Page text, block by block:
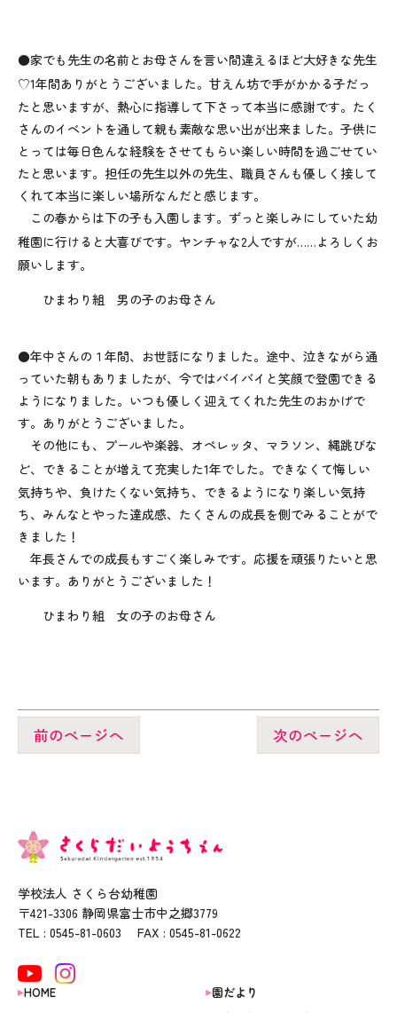
●家でも先生の名前とお母さんを言い間違えるほど大好きな先生
♡1年間ありがとうございました。甘えん坊で手がかかる子だっ
たと思いますが、熱心に指導して下さって本当に感謝です。たく
さんのイベントを通して親も素敵な思い出が出来ました。子供に
とっては毎日色んな経験をさせてもらい楽しい時間を過ごせてい
たと思います。担任の先生以外の先生、職員さんも優しく接して
くれて本当に楽しい場所なんだと感じます。
この春からは下の子も入園します。ずっと楽しみにしていた幼
稚園に行けると大喜びです。ヤンチャな2人ですが……よろしくお
願いします。
ひまわり組 男の子のお母さん
●年中さんの１年間、お世話になりました。途中、泣きながら通
っていた朝もありましたが、今ではバイバイと笑顔で登園できる
ようになりました。いつも優しく迎えてくれた先生のおかげで
す。ありがとうございました。
その他にも、プールや楽器、オペレッタ、マラソン、縄跳びな
ど、できることが増えて充実した1年でした。できなくて悔しい
気持ちや、負けたくない気持ち、できるようになり楽しい気持
ち、みんなとやった達成感、たくさんの成長を側でみることがで
きました！
年長さんでの成長もすごく楽しみです。応援を頑張りたいと思
います。ありがとうございました！
ひまわり組 女の子のお母さん
前のページへ 次のページへ
学校法人 さくら台幼稚園
〒421-3306 静岡県富士市中之郷3779
TEL : 0545-81-0603 FAX : 0545-81-0622
HOME
園だより